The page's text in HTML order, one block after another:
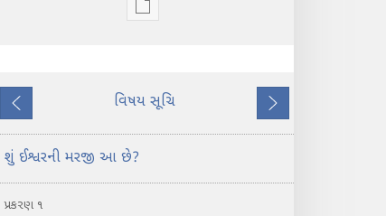
ડિજિટલ
માટેના
પાછળ
વિષય સૂચિ
આગળ
શું ઈશ્વરની મરજી આ છે?
પ્રકરણ ૧